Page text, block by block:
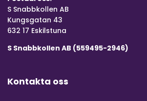
S Snabbkollen AB
Kungsgatan 43
632 17 Eskilstuna
S Snabbkollen AB (559495-2946)
Kontakta oss